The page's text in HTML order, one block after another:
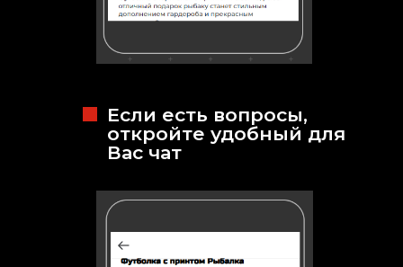
Если есть вопросы,
откройте удобный для
Вас чат